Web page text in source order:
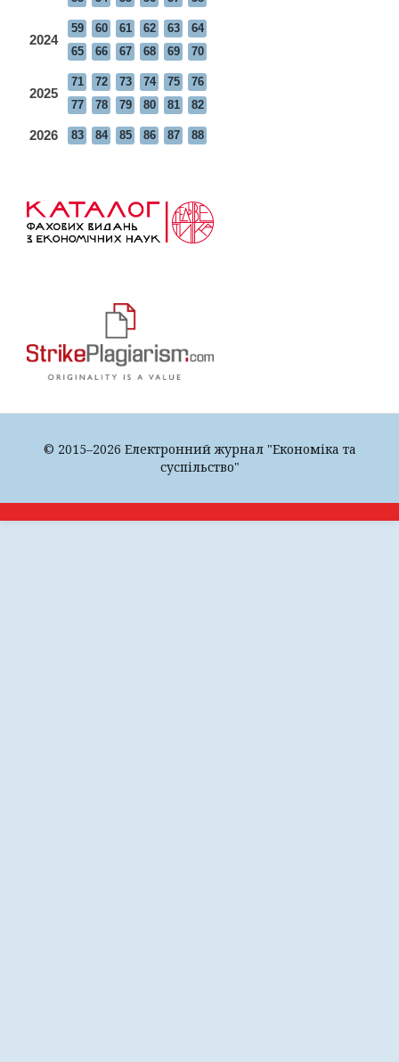
2024
59 60 61 62 63
64
65
66 67 68 69 70
2025
71 72 73 74 75
76
77
78 79 80 81 82
2026 83 84 85 86 87 88
© 2015–2026 Електронний журнал "Економіка та
суспільство"